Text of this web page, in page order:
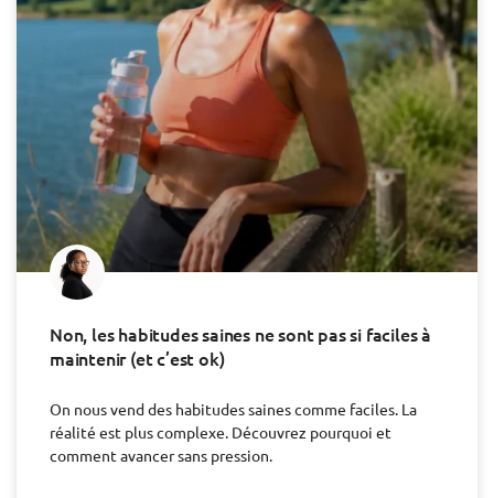
Non, les habitudes saines ne sont pas si faciles à
maintenir (et c’est ok)
On nous vend des habitudes saines comme faciles. La
réalité est plus complexe. Découvrez pourquoi et
comment avancer sans pression.